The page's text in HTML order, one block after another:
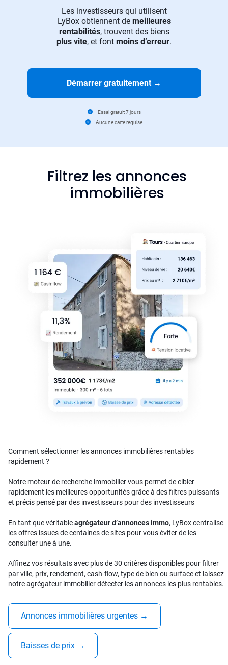
Les investisseurs qui utilisent
LyBox obtiennent de meilleures
rentabilités, trouvent des biens
plus vite, et font moins d’erreur.
Démarrer gratuitement →
Essai gratuit 7 jours
Aucune carte requise
Filtrez les annonces
immobilières
Comment sélectionner les annonces immobilières rentables
rapidement ?
Notre moteur de recherche immobilier vous permet de cibler
rapidement les meilleures opportunités grâce à des filtres puissants
et précis pensé par des investisseurs pour des investisseurs
En tant que véritableagrégateur d’annonces immo, LyBox centralise
les offres issues de centaines de sites pour vous éviter de les
consulter une à une.
Affinez vos résultats avec plus de 30 critères disponibles pour filtrer
par ville, prix, rendement, cash-flow, type de bien ou surface et laissez
notre agrégateur immobilier détecter les annonces les plus rentables.
Annonces immobilières urgentes →
Baisses de prix →